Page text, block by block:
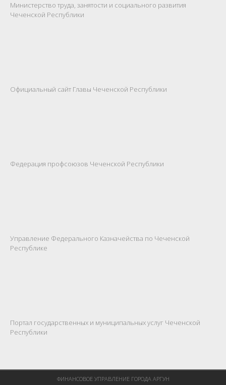
Министерство труда, занятости и социального развития
Чеченской Республики
Официальный сайт Главы Чеченской Республики
Федерация профсоюзов Чеченской Республики
Управление Федерального Казначейства по Чеченской
Республике
Портал государственных и муниципальных услуг Чеченской
Республики
ФИНАНСОВОЕ УПРАВЛЕНИЕ ГОРОДА АРГУН